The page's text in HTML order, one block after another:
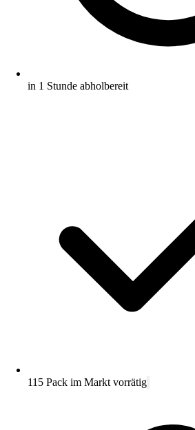
in 1 Stunde abholbereit
115 Pack im Markt vorrätig